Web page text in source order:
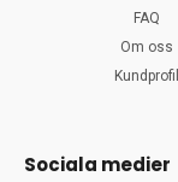
FAQ
Om oss
Kundprofil
Sociala medier